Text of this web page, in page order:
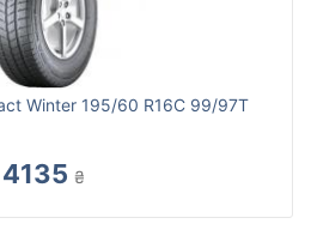
Winter 195/60 R16C 99/97T
4135 ₴